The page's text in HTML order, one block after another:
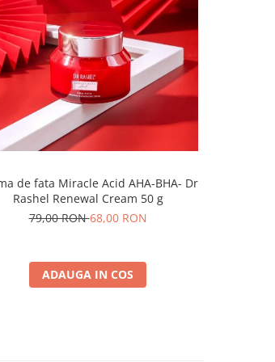
fata Miracle Acid AHA-BHA- Dr
Rashel Renewal Cream 50 g
79,00 RON68,00 RON
ADAUGA IN COS